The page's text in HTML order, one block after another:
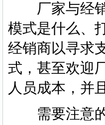
厂家与经销
模式是什么、
经销商以寻求
式，甚至欢迎
人员成本，并
需要注意的